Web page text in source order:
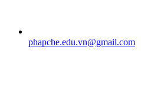
phapche.edu.vn@gmail.com